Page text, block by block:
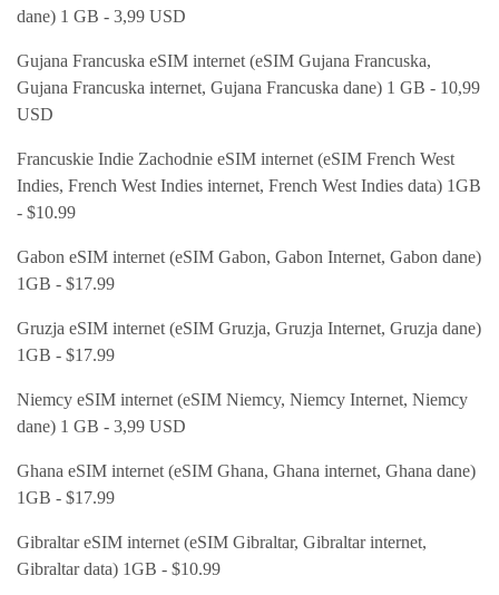
dane) 1 GB - 3,99 USD
Gujana Francuska eSIM internet (eSIM Gujana Francuska,
Gujana Francuska internet, Gujana Francuska dane) 1 GB - 10,99
USD
Francuskie Indie Zachodnie eSIM internet (eSIM French West
Indies, French West Indies internet, French West Indies data) 1GB
- $10.99
Gabon eSIM internet (eSIM Gabon, Gabon Internet, Gabon dane)
1GB - $17.99
Gruzja eSIM internet (eSIM Gruzja, Gruzja Internet, Gruzja dane)
1GB - $17.99
Niemcy eSIM internet (eSIM Niemcy, Niemcy Internet, Niemcy
dane) 1 GB - 3,99 USD
Ghana eSIM internet (eSIM Ghana, Ghana internet, Ghana dane)
1GB - $17.99
Gibraltar eSIM internet (eSIM Gibraltar, Gibraltar internet,
Gibraltar data) 1GB - $10.99